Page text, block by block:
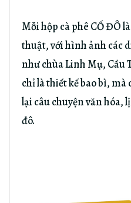
Mỗi hộp cà phê CỐ ĐÔ
thuật, với hình ảnh các
như chùa Linh Mụ, Cầu
chỉ là thiết kế bao bì, mà
lại câu chuyện văn hóa,
đô.